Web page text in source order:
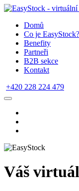
Domů
Co je EasyStock?
Benefity
Partneři
B2B sekce
Kontakt
+420 228 224 479
Váš